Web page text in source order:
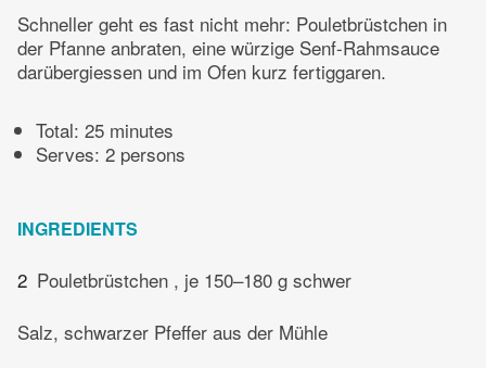
Schneller geht es fast nicht mehr: Pouletbrüstchen in
der Pfanne anbraten, eine würzige Senf-Rahmsauce
darübergiessen und im Ofen kurz fertiggaren.
Total: 25 minutes
Serves: 2 persons
INGREDIENTS
2 Pouletbrüstchen , je 150–180 g schwer
Salz, schwarzer Pfeffer aus der Mühle